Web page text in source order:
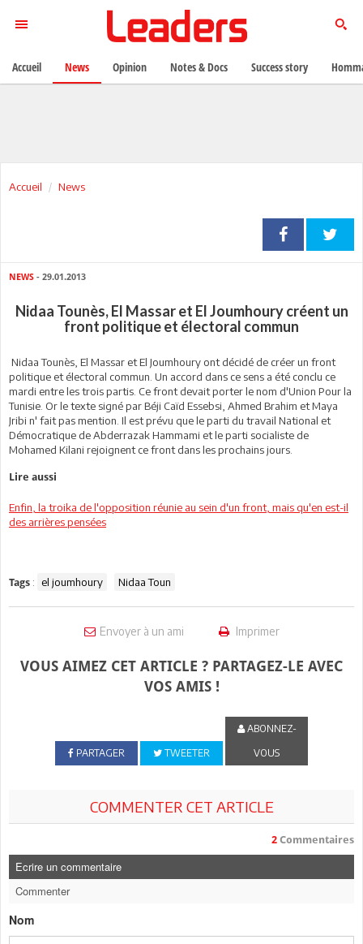
Accueil News
NEWS - 29.01.2013
Nidaa Tounès, El Massar et El Joumhoury créent un
front politique et électoral commun
Nidaa Tounès, El Massar et El Joumhoury ont décidé de créer un front
politique et électoral commun. Un accord dans ce sens a été conclu ce
mardi entre les trois partis. Ce front devait porter le nom d'Union Pour la
Tunisie. Or le texte signé par Béji Caïd Essebsi, Ahmed Brahim et Maya
Jribi n' fait pas mention. Il est prévu que le parti du travail National et
Démocratique de Abderrazak Hammami et le parti socialiste de
Mohamed Kilani rejoignent ce front dans les prochains jours.
Lire aussi
Enfin, la troika de l'opposition réunie au sein d'un front, mais qu'en est-il
des arrières pensées
Tags : el joumhoury Nidaa Toun
Envoyer à un ami Imprimer
VOUS AIMEZ CET ARTICLE ? PARTAGEZ-LE AVEC
VOS AMIS !
PARTAGER TWEETER
ABONNEZ-
VOUS
COMMENTER CET ARTICLE
2 Commentaires
Ecrire un commentaire
Commenter
Nom
Accueil News Opinion Notes & Docs Success story